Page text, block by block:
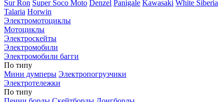
Sur Ron Super Soco Moto Denzel Panigale Kawasaki White Siberia
Talaria Horwin
Электромотоциклы
Мотоциклы
Электроскейты
Электромобили
Электромобили багги
По типу
Мини думперы Электропогрузчики
Электротележки
По типу